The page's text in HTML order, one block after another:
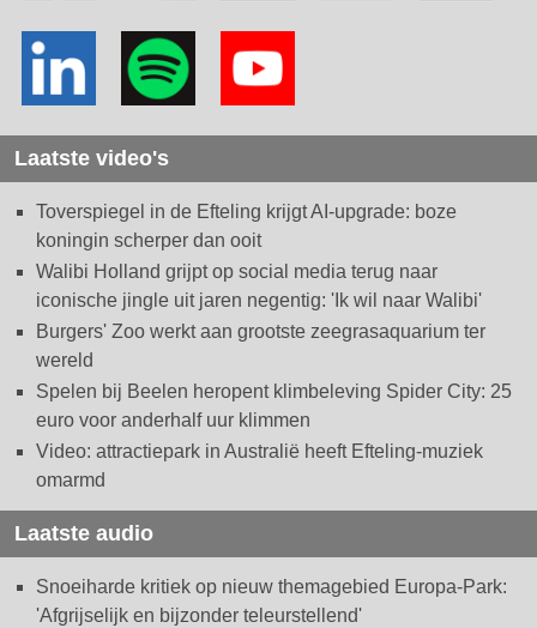
Laatste video's
Toverspiegel in de Efteling krijgt AI-upgrade: boze
koningin scherper dan ooit
Walibi Holland grijpt op social media terug naar
iconische jingle uit jaren negentig: 'Ik wil naar Walibi'
Burgers' Zoo werkt aan grootste zeegrasaquarium ter
wereld
Spelen bij Beelen heropent klimbeleving Spider City: 25
euro voor anderhalf uur klimmen
Video: attractiepark in Australië heeft Efteling-muziek
omarmd
Laatste audio
Snoeiharde kritiek op nieuw themagebied Europa-Park:
'Afgrijselijk en bijzonder teleurstellend'